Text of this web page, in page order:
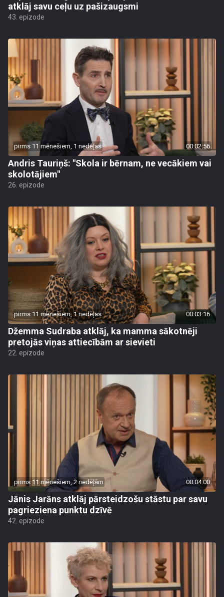
atklāj savu ceļu uz pašizaugsmi
43. epizode
pirms 11 mēnešiem, 1 nedēļas 00:02:56
Andris Tauriņš: "Skola ir bērnam, ne vecākiem vai
skolotājiem"
26. epizode
pirms 11 mēnešiem, 1 nedēļas 00:03:16
Džemma Sudraba atklāj, ka mamma sākotnēji
pretojās viņas attiecībām ar sievieti
22. epizode
pirms 11 mēnešiem, 2 nedēļām 00:04:00
Jānis Jarāns atklāj pārsteidzošu stāstu par savu
pagrieziena punktu dzīvē
42. epizode